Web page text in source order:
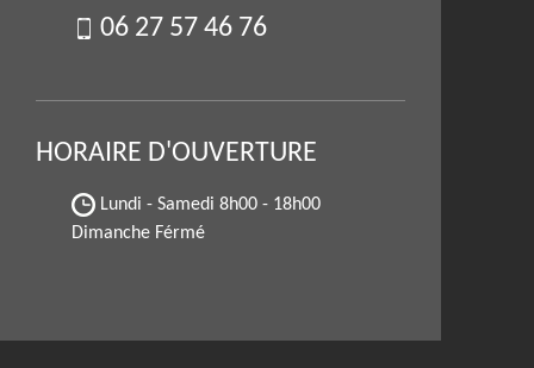
06 27 57 46 76
HORAIRE D'OUVERTURE
Lundi - Samedi 8h00 - 18h00
Dimanche Férmé